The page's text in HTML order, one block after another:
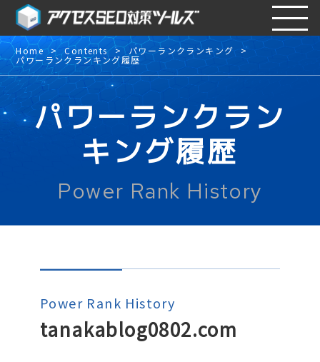
Home Contents パワーランクランキング
パワーランクランキング履歴
パワーランクラン
キング履歴
Power Rank History
Power Rank History
tanakablog0802.com